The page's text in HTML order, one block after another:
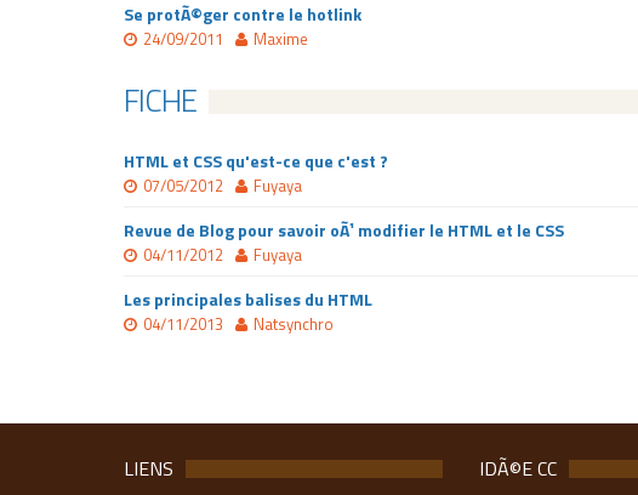
Se protÃ©ger contre le hotlink
24/09/2011 Maxime
FICHE
HTML et CSS qu'est-ce que c'est ?
07/05/2012 Fuyaya
Revue de Blog pour savoir oÃ¹ modifier le HTML et le CSS
04/11/2012 Fuyaya
Les principales balises du HTML
04/11/2013 Natsynchro
LIENS IDÃ©E CC